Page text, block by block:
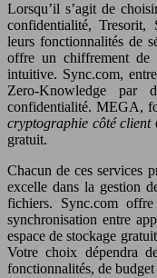
Lorsqu’il s’agit de
confidentialité,
leurs fonctionnalités de
offre un chiffrement de
intuitive. Sync.com,
Zero-Knowledge par
confidentialité. MEGA,
cryptographie côté client
gratuit.
Chacun de ces services
excelle dans la gestion
fichiers. Sync.com
synchronisation entre
espace de stockage
Votre choix dépendra
fonctionnalités, de